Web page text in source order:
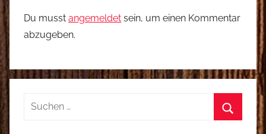
Du musst angemeldet sein, um einen Kommentar
abzugeben.
Suchen
Suchen